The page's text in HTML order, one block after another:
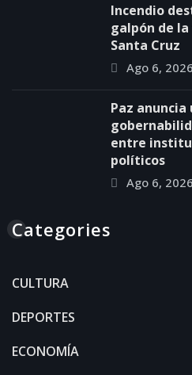
Incendio
galpón de
Santa Cruz
Ago 6, 2026
Paz anuncia
entre
políticos
Ago 6, 2026
Categories
CULTURA
DEPORTES
ECONOMÍA